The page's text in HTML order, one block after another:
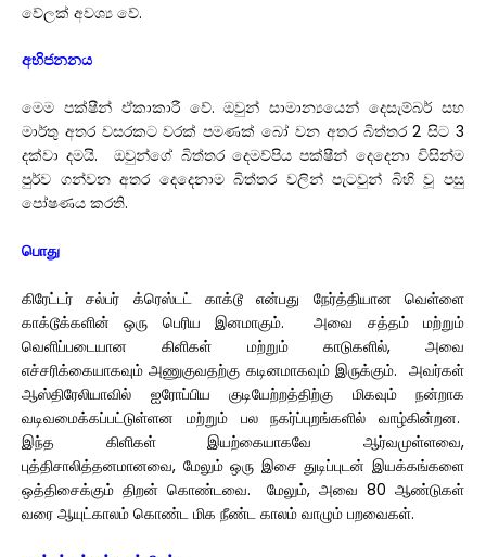
වේලක් අවශ්‍ය වේ.
අභිජනනය
මෙම පක්ෂීන් ඒකාකාරී වේ. ඔවුන් සාමාන්‍යයෙන් දෙසැම්බර් සහ
මාර්තු අතර වසරකට වරක් පමණක් බෝ වන අතර බිත්තර 2 සිට 3
දක්වා දමයි. ඔවුන්ගේ බිත්තර දෙමව්පිය පක්ෂීන් දෙදෙනා විසින්ම
පුර්ව ගන්වන අතර දෙදෙනාම බිත්තර වලින් පැටවුන් බිහි වූ පසු
පෝෂණය කරති.
பொது
கிரேட்டர் சல்பர் க்ரெஸ்டட் காக்டூ என்பது நேர்த்தியான வெள்ளை
காக்டூக்களின் ஒரு பெரிய இனமாகும். அவை சத்தம் மற்றும்
வெளிப்படையான கிளிகள் மற்றும் காடுகளில், அவை
எச்சரிக்கையாகவும் அணுகுவதற்கு கடினமாகவும் இருக்கும். அவர்கள்
ஆஸ்திரேலியாவில் ஐரோப்பிய குடியேற்றத்திற்கு மிகவும் நன்றாக
வடிவமைக்கப்பட்டுள்ளன மற்றும் பல நகர்ப்புறங்களில் வாழ்கின்றன.
இந்த கிளிகள் இயற்கையாகவே ஆர்வமுள்ளவை,
புத்திசாலித்தனமானவை, மேலும் ஒரு இசை துடிப்புடன் இயக்கங்களை
ஒத்திசைக்கும் திறன் கொண்டவை. மேலும், அவை 80 ஆண்டுகள்
வரை ஆயுட்காலம் கொண்ட மிக நீண்ட காலம் வாழும் பறவைகள்.